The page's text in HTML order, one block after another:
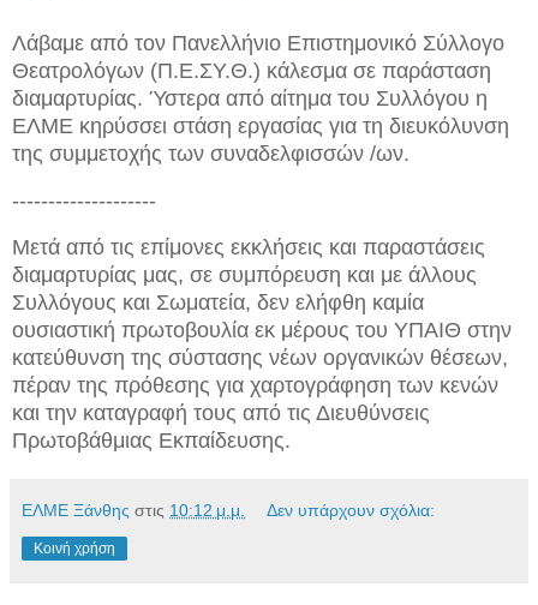
Λάβαμε από τον Πανελλήνιο Επιστημονικό Σύλλογο
Θεατρολόγων (Π.Ε.ΣΥ.Θ.) κάλεσμα σε παράσταση
διαμαρτυρίας. Ύστερα από αίτημα του Συλλόγου η
ΕΛΜΕ κηρύσσει στάση εργασίας για τη διευκόλυνση
της συμμετοχής των συναδελφισσών /ων.
--------------------
Μετά από τις επίμονες εκκλήσεις και παραστάσεις
διαμαρτυρίας μας, σε συμπόρευση και με άλλους
Συλλόγους και Σωματεία, δεν ελήφθη καμία
ουσιαστική πρωτοβουλία εκ μέρους του ΥΠΑΙΘ στην
κατεύθυνση της σύστασης νέων οργανικών θέσεων,
πέραν της πρόθεσης για χαρτογράφηση των κενών
και την καταγραφή τους από τις Διευθύνσεις
Πρωτοβάθμιας Εκπαίδευσης.
ΕΛΜΕ Ξάνθης στις 10:12 μ.μ. Δεν υπάρχουν σχόλια:
Κοινή χρήση